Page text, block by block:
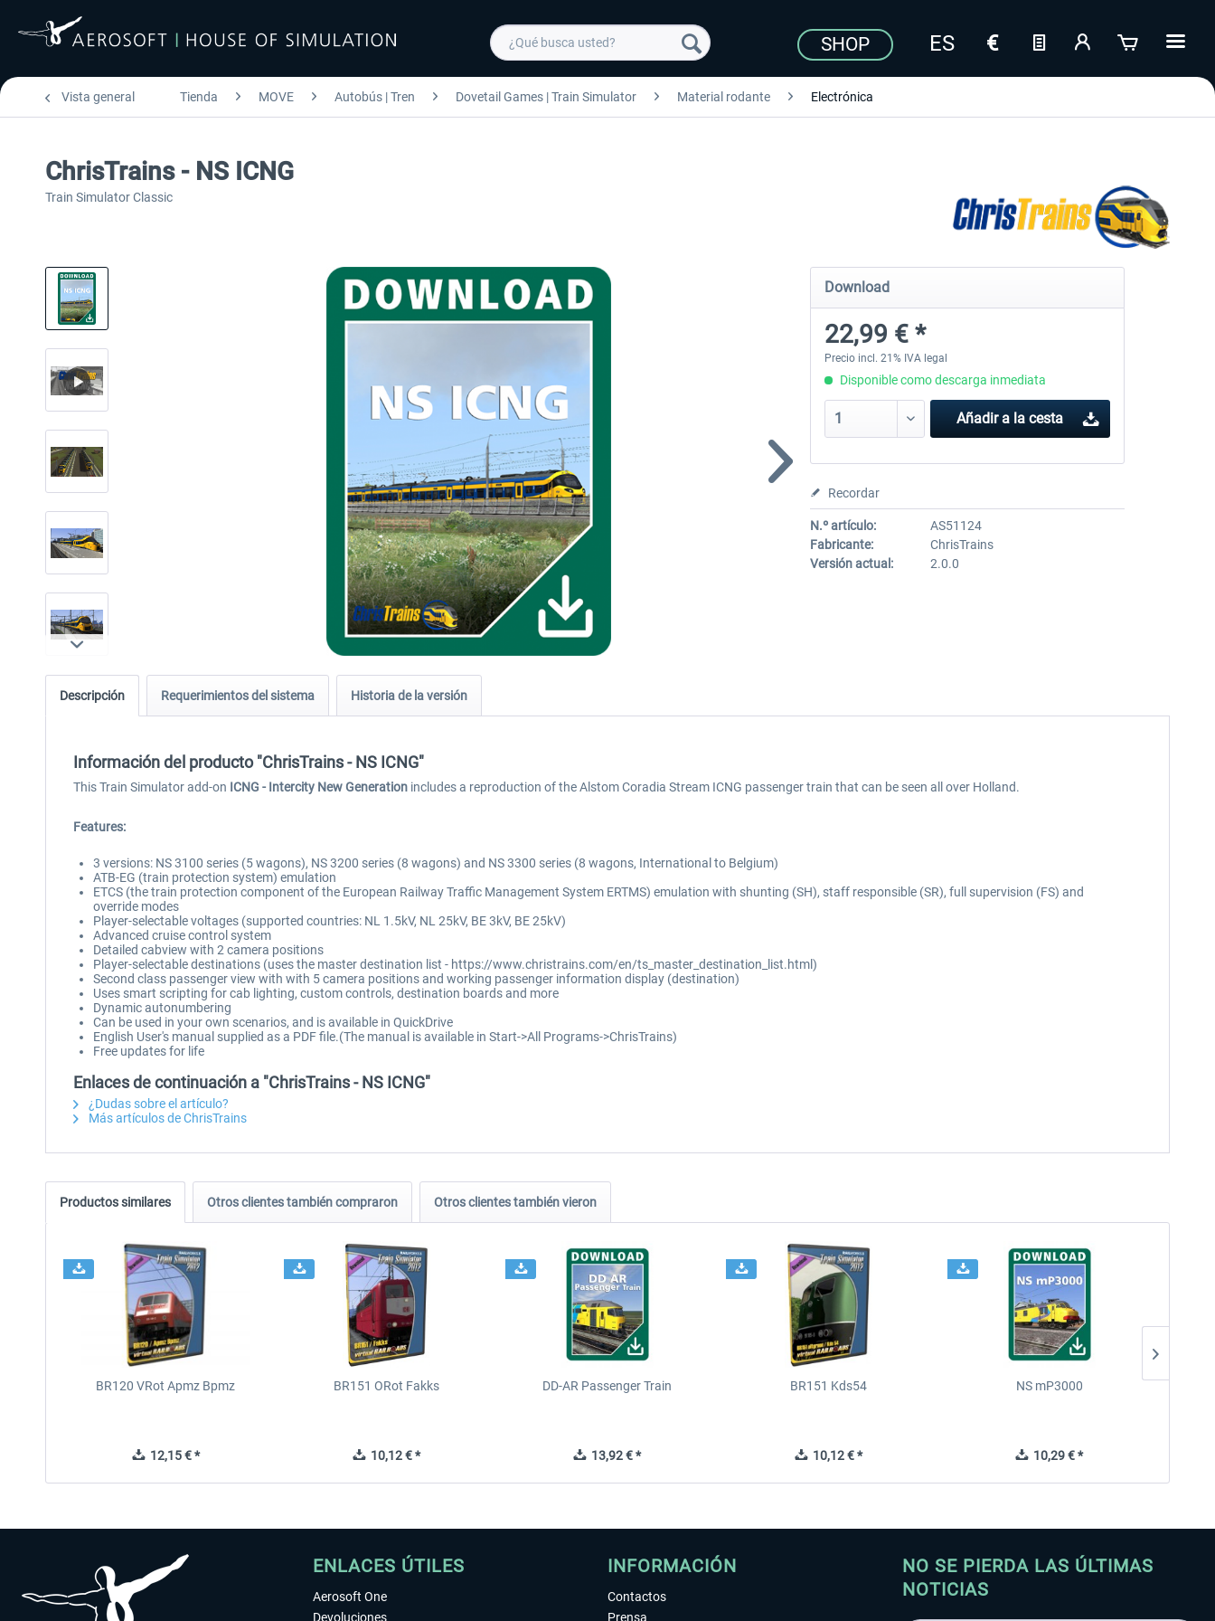
SHOP
Vista general Tienda MOVE Autobús | Tren Dovetail Games | Train Simulator Material rodante Electrónica
ChrisTrains - NS ICNG
Train Simulator Classic
Download
22,99 € *
Precio incl. 21% IVA legal
Disponible como descarga inmediata
Añadir a la cesta
Recordar
N.º artículo:
AS51124
Fabricante:
ChrisTrains
Versión actual:
2.0.0
Descripción Requerimientos del sistema Historia de la versión
Información del producto "ChrisTrains - NS ICNG"
This Train Simulator add-on ICNG - Intercity New Generation includes a reproduction of the Alstom Coradia Stream ICNG passenger train that can be seen all over Holland.
Features:
3 versions: NS 3100 series (5 wagons), NS 3200 series (8 wagons) and NS 3300 series (8 wagons, International to Belgium)
ATB-EG (train protection system) emulation
ETCS (the train protection component of the European Railway Traffic Management System ERTMS) emulation with shunting (SH), staff responsible (SR), full supervision (FS) and
override modes
Player-selectable voltages (supported countries: NL 1.5kV, NL 25kV, BE 3kV, BE 25kV)
Advanced cruise control system
Detailed cabview with 2 camera positions
Player-selectable destinations (uses the master destination list - https://www.christrains.com/en/ts_master_destination_list.html)
Second class passenger view with with 5 camera positions and working passenger information display (destination)
Uses smart scripting for cab lighting, custom controls, destination boards and more
Dynamic autonumbering
Can be used in your own scenarios, and is available in QuickDrive
English User's manual supplied as a PDF file.(The manual is available in Start->All Programs->ChrisTrains)
Free updates for life
Enlaces de continuación a "ChrisTrains - NS ICNG"
¿Dudas sobre el artículo?
Más artículos de ChrisTrains
Productos similares Otros clientes también compraron Otros clientes también vieron
BR120 VRot Apmz Bpmz
12,15 € *
BR151 ORot Fakks
10,12 € *
DD-AR Passenger Train
13,92 € *
BR151 Kds54
10,12 € *
NS mP3000
10,29 € *
ENLACES ÚTILES
Aerosoft One
Devoluciones
INFORMACIÓN
Contactos
Prensa
NO SE PIERDA LAS ÚLTIMAS
NOTICIAS